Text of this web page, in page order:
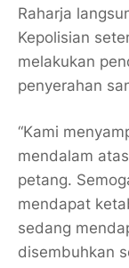
Raharja
Kepolisian
melakukan
penyerahan
“Kami
mendalam
petang.
mendapat
sedang
disembuhkan